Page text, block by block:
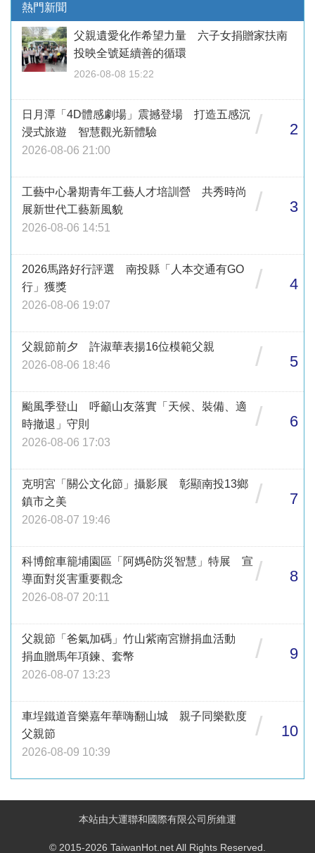
熱門新聞
父親遺愛化作希望力量 六子女捐贈家扶南
投映全號延續善的循環
2026-08-08 15:22
日月潭「4D體感劇場」震撼登場 打造五感沉
浸式旅遊 智慧觀光新體驗
2026-08-06 21:00
/ 2
工藝中心暑期青年工藝人才培訓營 共秀時尚
展新世代工藝新風貌
2026-08-06 14:51
/ 3
2026馬路好行評選 南投縣「人本交通有GO
行」獲獎
2026-08-06 19:07
/ 4
父親節前夕 許淑華表揚16位模範父親
2026-08-06 18:46
/ 5
颱風季登山 呼籲山友落實「天候、裝備、適
時撤退」守則
2026-08-06 17:03
/ 6
克明宮「關公文化節」攝影展 彰顯南投13鄉
鎮市之美
2026-08-07 19:46
/ 7
科博館車籠埔園區「阿媽ê防災智慧」特展 宣
導面對災害重要觀念
2026-08-07 20:11
/ 8
父親節「爸氣加碼」竹山紫南宮辦捐血活動
捐血贈馬年項鍊、套幣
2026-08-07 13:23
/ 9
車埕鐵道音樂嘉年華嗨翻山城 親子同樂歡度
父親節
2026-08-09 10:39
/ 10
本站由大運聯和國際有限公司所維運
© 2015-2026 TaiwanHot.net All Rights Reserved.